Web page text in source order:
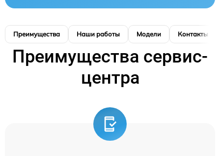
Преимущества Наши работы Модели Контакты
Преимущества сервис-
центра